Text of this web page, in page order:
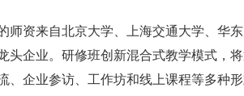
自北京大学、上海交通大学、华东
头企业。研修班创新混合式教学模式，
、企业参访、工作坊和线上课程等多种